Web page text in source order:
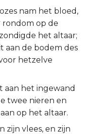
nam het bloed,
op de
het altaar;
aan de bodem des
hetzelve
aan het ingewand
twee nieren en
op het altaar.
zijn vlees, en zijn